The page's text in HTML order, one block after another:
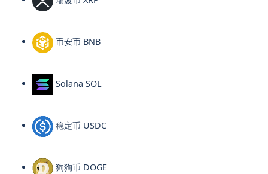
币安币 BNB
Solana SOL
稳定币 USDC
狗狗币 DOGE